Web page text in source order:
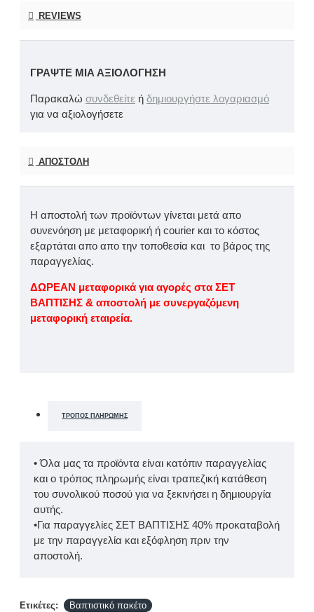
REVIEWS
ΓΡΆΨΤΕ ΜΙΑ ΑΞΙΟΛΌΓΗΣΗ
Παρακαλώ συνδεθείτε ή δημιουργήστε λογαριασμό
για να αξιολογήσετε
ΑΠΟΣΤΟΛΉ
Η αποστολή των προϊόντων γίνεται μετά απο
συνενόηση με μεταφορική ή courier και το κόστος
εξαρτάται απο απο την τοποθεσία και το βάρος της
παραγγελίας.
ΔΩΡΕΑΝ μεταφορικά για αγορές στα ΣΕΤ
ΒΑΠΤΙΣΗΣ & αποστολή με συνεργαζόμενη
μεταφορική εταιρεία.
ΤΡΌΠΟΣ ΠΛΗΡΩΜΉΣ
• Όλα μας τα προϊόντα είναι κατόπιν παραγγελίας
και ο τρόπος πληρωμής είναι τραπεζική κατάθεση
του συνολικού ποσού για να ξεκινήσει η δημιουργία
αυτής.
•Για παραγγελίες ΣΕΤ ΒΑΠΤΙΣΗΣ 40% προκαταβολή
με την παραγγελία και εξόφληση πριν την
αποστολή.
Ετικέτες: Βαπτιστικό πακέτο